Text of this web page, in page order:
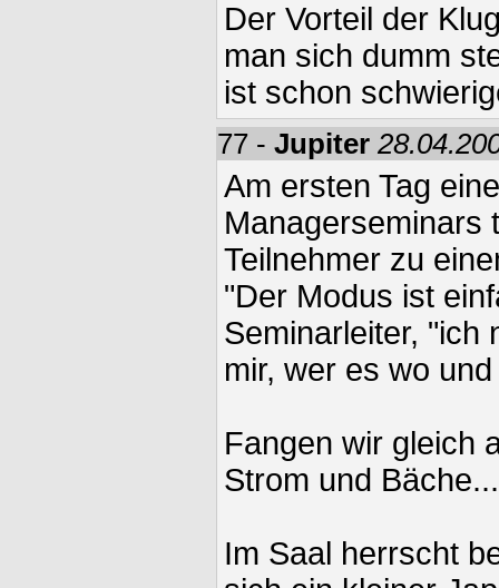
Der Vorteil der
man sich dumm
ist schon
77 - Jupiter
Am ersten Tag
Managerseminars
Teilnehmer zu
"Der Modus ist
Seminarleiter, "ich
mir, wer es wo
Fangen wir gleich
Strom und
Im Saal herrscht